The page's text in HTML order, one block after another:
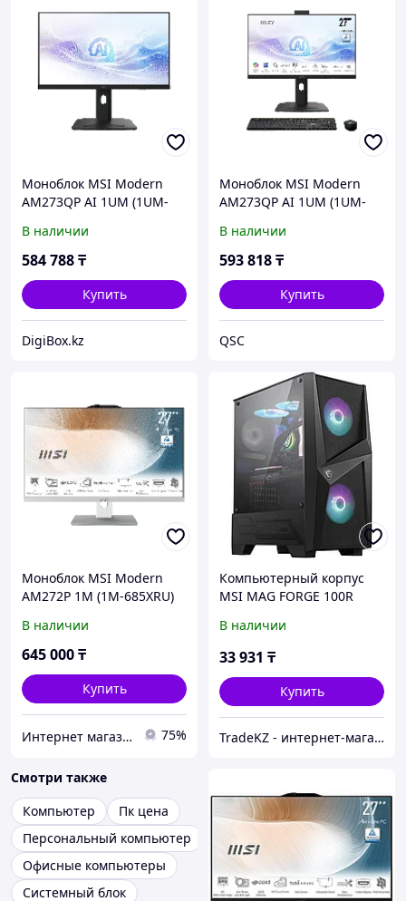
Моноблок MSI Modern
AM273QP AI 1UM (1UM-
155U, 16 ГБ ОЗУ, 1 ТБ SSD,
DOS]
В наличии
584 788₸
Купить
DigiBox.kz
Моноблок MSI Modern
AM273QP AI 1UM (1UM-
155U, 16 ГБ ОЗУ, 1 ТБ SSD,
DOS]
В наличии
593 818₸
Купить
QSC
Моноблок MSI Modern
AM272P 1M (1M-685XRU)
В наличии
645 000₸
Купить
Интернет магазин "Техника" 75%
Компьютерный корпус
MSI MAG FORGE 100R
3x2.5", 2xUSB 3.2 Gen1,
Audio, Mic
В наличии
33 931 ₸
Купить
TradeKZ - интернет-магазин
Смотри также
Компьютер
Пк цена
Персональный компьютер
Офисные компьютеры
Системный блок